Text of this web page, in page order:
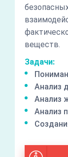
веществ.
Задачи:
Анализ
Анализ
Анализ